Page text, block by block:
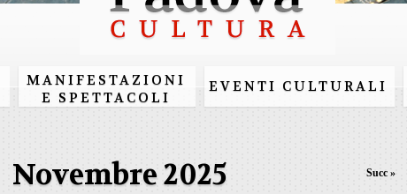
MANIFESTAZIONI
E SPETTACOLI
EVENTI CULTURALI
Novembre 2025 Succ »